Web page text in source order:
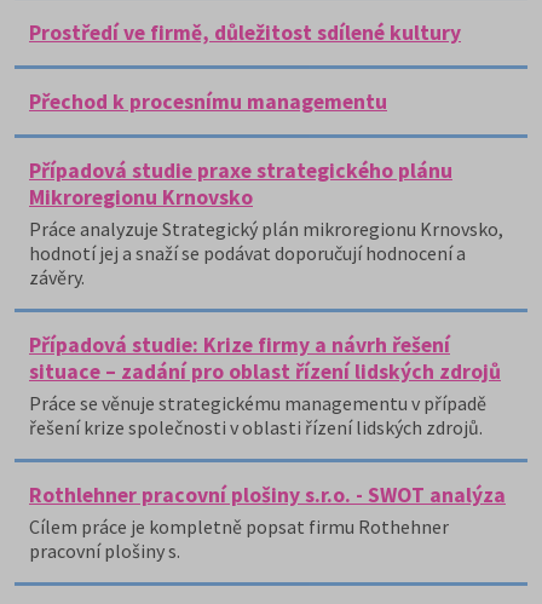
Prostředí ve firmě, důležitost sdílené kultury
Přechod k procesnímu managementu
Případová studie praxe strategického plánu
Mikroregionu Krnovsko
Práce analyzuje Strategický plán mikroregionu Krnovsko,
hodnotí jej a snaží se podávat doporučují hodnocení a
závěry.
Případová studie: Krize firmy a návrh řešení
situace – zadání pro oblast řízení lidských zdrojů
Práce se věnuje strategickému managementu v případě
řešení krize společnosti v oblasti řízení lidských zdrojů.
Rothlehner pracovní plošiny s.r.o. - SWOT analýza
Cílem práce je kompletně popsat firmu Rothehner
pracovní plošiny s.